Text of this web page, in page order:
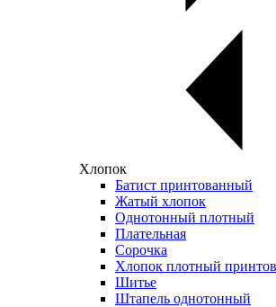
Хлопок
Батист принтованный
Жатый хлопок
Однотонный плотный
Плательная
Сорочка
Хлопок плотный
Шитье
Штапель однотонный